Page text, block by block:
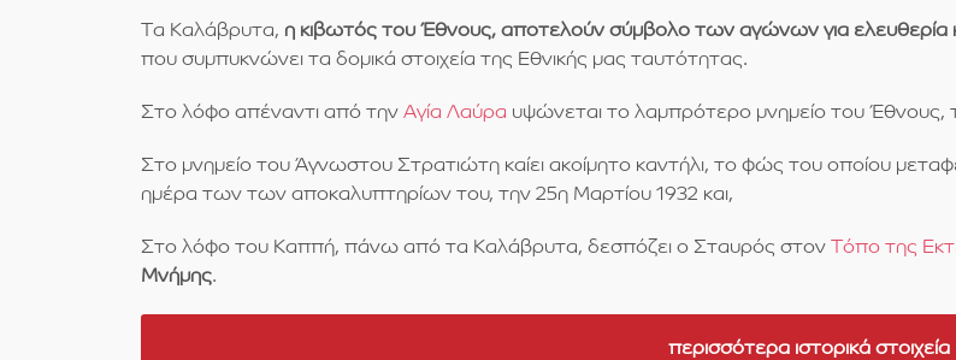
Τα Καλάβρυτα, η κιβωτός του Έθνους, αποτελούν σύμβολο των αγώνων για ελευθερία
που συμπυκνώνει τα δομικά στοιχεία της Εθνικής μας ταυτότητας.
Στο λόφο απέναντι από την Αγία Λαύρα υψώνεται το λαμπρότερο μνημείο του Έθνους,
Στο μνημείο του Άγνωστου Στρατιώτη καίει ακοίμητο καντήλι, το φώς του οποίου
ημέρα των των αποκαλυπτηρίων του, την 25η Μαρτίου 1932 και,
Στο λόφο του Καππή, πάνω από τα Καλάβρυτα, δεσπόζει ο Σταυρός στον Τόπο της
Μνήμης.
περισσότερα ιστορικά στοιχεία